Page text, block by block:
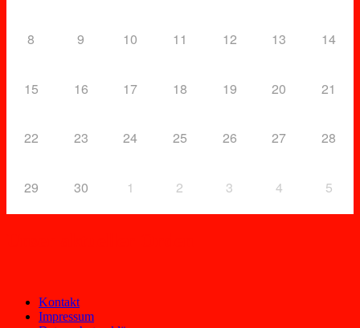
8 9 10 11 12 13 14
15 16 17 18 19 20 21
22 23 24 25 26 27 28
29 30 1 2 3 4 5
Kontakt
Impressum